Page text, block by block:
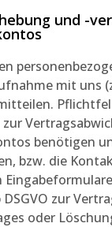
und -
mit uns
benötigen
bzw. die
DSGVO zur
oder